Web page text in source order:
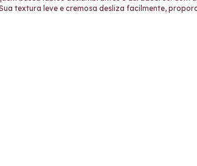
textura leve e cremosa desliza facilmente,